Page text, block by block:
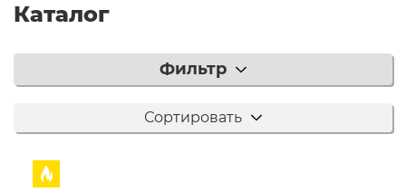
Каталог
Фильтр
Сортировать